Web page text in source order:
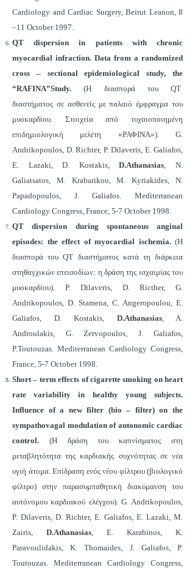
Cardiology and Cardiac Surgery, Beirut Leanon, 8
–11 October 1997.
QT dispersion in patients with chronic
myocardial infraction. Data from a randomized
cross – sectional epidemiological study, the
“RAFINA”Study. (Η διασπορά του QT
διαστήματος σε ασθενείς με παλαιό έμφραγμα του
μυοκαρδίου. Στοιχεία από τυχαιοποιημένη
επιδημιολογική μελέτη «ΡΑΦΙΝΑ»). G.
Andrikopoulos, D. Richter, P. Dilaveris, E. Galiafos,
E. Lazaki, D. Kostakis,D.Athanasias, N.
Galiatsatos, M. Krabarikou, M. Kyriakides, N.
Papadopoulos, J. Galiafos. Mediterranean
Cardiology Congress, France, 5-7 October 1998.
QT dispersion during spontaneous anginal
episodes: the effect of myocardial ischemia. (Η
διασπορά του QT διαστήματος κατά τη διάρκεια
στηθαγχικών επεισοδίων: η δράση της ισχαιμίας του
μυοκαρδίου). P. Dilaveris, D. Ricther, G.
Andrikopoulos, D. Stamena, C. Angeropoulou, E.
Galiafos, D. Kostakis, D.Athanasias, A.
Androulakis, G. Zervopoulos, J. Galiafos,
P.Toutouzas. Mediterranean Cardiology Congress,
France, 5-7 October 1998.
Short – term effects of cigarette smoking on heart
rate variability in healthy young subjects.
Influence of a new filter (bio – filter) on the
sympathovagal modulation of autonomic cardiac
control. (Η δράση του καπνίσματος στη
μεταβλητότητα της καρδιακής συχνότητας σε νέα
υγιή άτομα. Επίδραση ενός νέου φίλτρου (βιολογικό
φίλτρο) στην παρασυμπαθητική διακύμανση του
αυτόνομου καρδιακού ελέγχου). G. Andrikopoulos,
P. Dilaveris, D. Richter, E. Galiafos, E. Lazaki, M.
Zairis, D.Athanasias, E. Karabinos, K.
Paravoulidakis, K. Thomaides, J. Galiafos, P.
Toutouzas. Mediterranean Cardiology Congress,